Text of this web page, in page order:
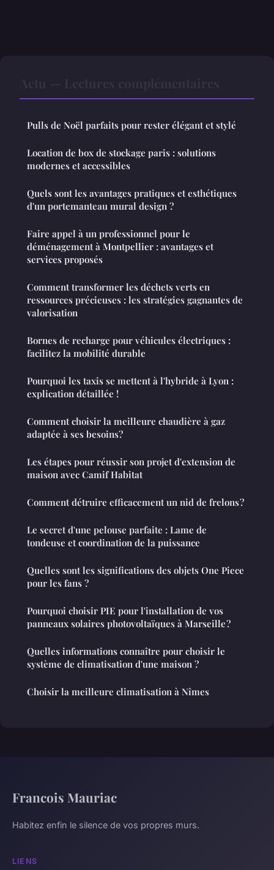
Pulls de Noël parfaits pour rester élégant et stylé
Location de box de stockage paris : solutions
modernes et accessibles
Quels sont les avantages pratiques et esthétiques
d'un portemanteau mural design ?
Faire appel à un professionnel pour le
déménagement à Montpellier : avantages et
services proposés
Comment transformer les déchets verts en
ressources précieuses : les stratégies gagnantes de
valorisation
Bornes de recharge pour véhicules électriques :
facilitez la mobilité durable
Pourquoi les taxis se mettent à l'hybride à Lyon :
explication détaillée !
Comment choisir la meilleure chaudière à gaz
adaptée à ses besoins?
Les étapes pour réussir son projet d'extension de
maison avec Camif Habitat
Comment détruire efficacement un nid de frelons ?
Le secret d'une pelouse parfaite : Lame de
tondeuse et coordination de la puissance
Quelles sont les significations des objets One Piece
pour les fans ?
Pourquoi choisir PIE pour l'installation de vos
panneaux solaires photovoltaïques à Marseille ?
Quelles informations connaître pour choisir le
système de climatisation d'une maison ?
Choisir la meilleure climatisation à Nîmes
Francois Mauriac
Habitez enfin le silence de vos propres murs.
LIENS